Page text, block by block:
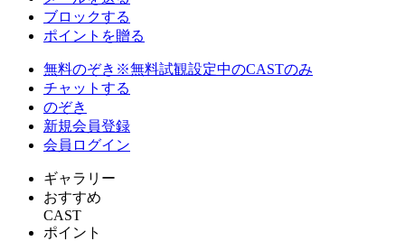
ブロックする
ポイントを贈る
無料のぞき ※無料試観設定中のCASTのみ
チャットする
のぞき
新規会員登録
会員ログイン
ギャラリー
おすすめ
CAST
ポイント